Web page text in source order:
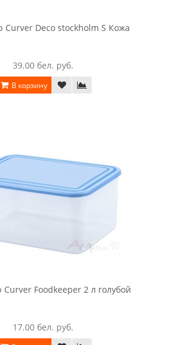
Curver Deco stockholm S Кожа
39.00 бел. руб.
В корзину
Curver Foodkeeper 2 л голубой
17.00 бел. руб.